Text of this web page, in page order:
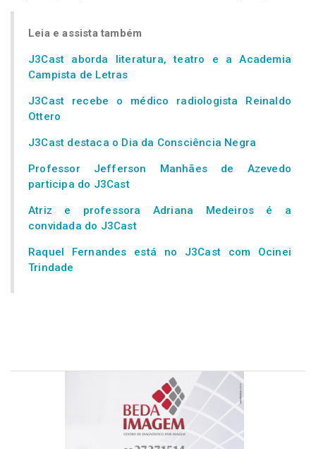
Leia e assista também
J3Cast aborda literatura, teatro e a Academia
Campista de Letras
J3Cast recebe o médico radiologista Reinaldo
Ottero
J3Cast destaca o Dia da Consciência Negra
Professor Jefferson Manhães de Azevedo
participa do J3Cast
Atriz e professora Adriana Medeiros é a
convidada do J3Cast
Raquel Fernandes está no J3Cast com Ocinei
Trindade